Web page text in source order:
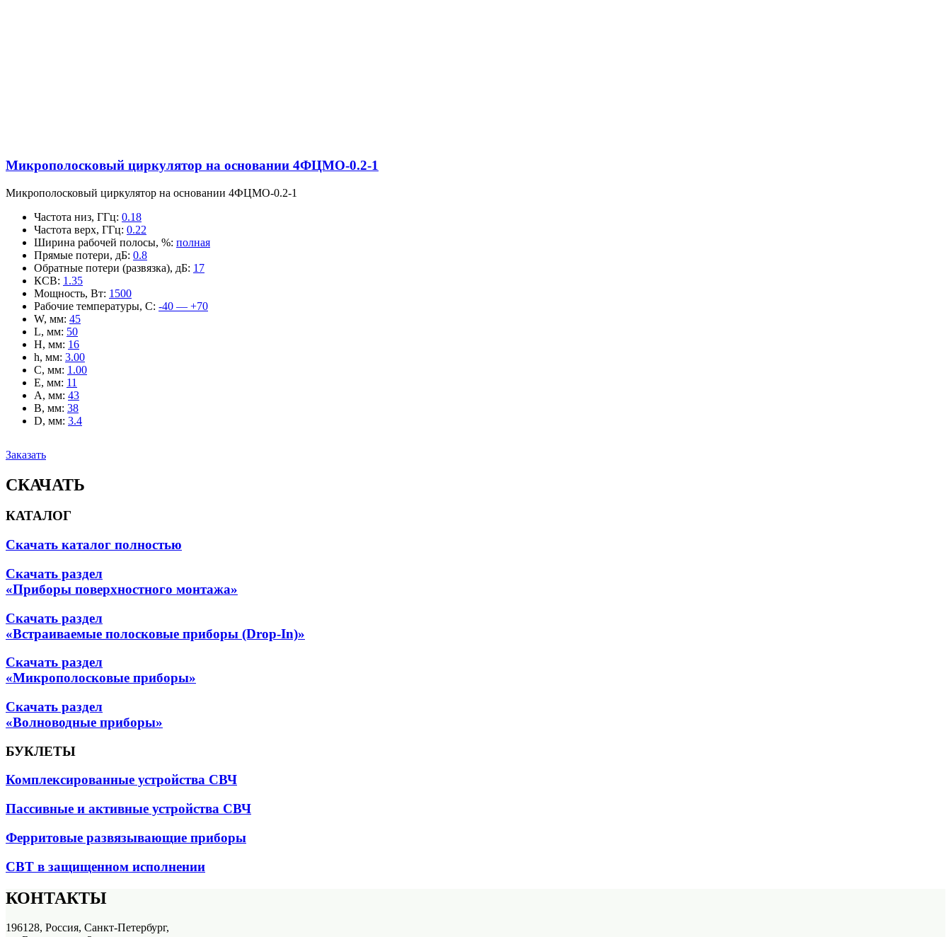
Микрополосковый циркулятор на основании 4ФЦМО-0.2-1
Микрополосковый циркулятор на основании 4ФЦМО-0.2-1
Частота низ, ГГц: 0.18
Частота верх, ГГц: 0.22
Ширина рабочей полосы, %: полная
Прямые потери, дБ: 0.8
Обратные потери (развязка), дБ: 17
КСВ: 1.35
Мощность, Вт: 1500
Рабочие температуры, С: -40 — +70
W, мм: 45
L, мм: 50
H, мм: 16
h, мм: 3.00
C, мм: 1.00
E, мм: 11
A, мм: 43
B, мм: 38
D, мм: 3.4
Заказать
СКАЧАТЬ
КАТАЛОГ
Скачать каталог полностью
Скачать раздел
«Приборы поверхностного монтажа»
Скачать раздел
«Встраиваемые полосковые приборы (Drop-In)»
Скачать раздел
«Микрополосковые приборы»
Скачать раздел
«Волноводные приборы»
БУКЛЕТЫ
Комплексированные устройства СВЧ
Пассивные и активные устройства СВЧ
Ферритовые развязывающие приборы
СВТ в защищенном исполнении
КОНТАКТЫ
196128, Россия, Санкт-Петербург,